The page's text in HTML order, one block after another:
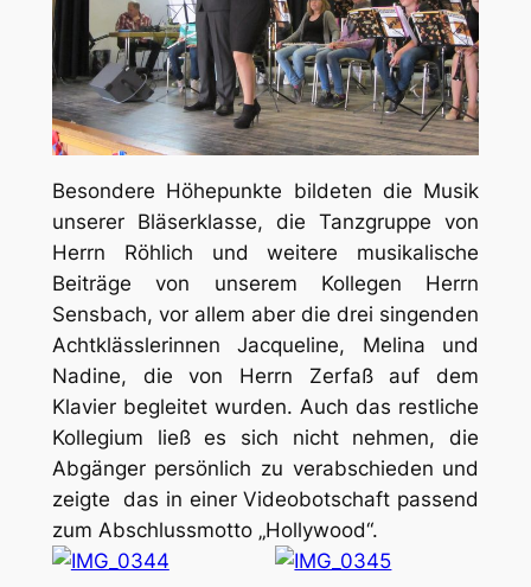
Besondere Höhepunkte bildeten die Musik
unserer Bläserklasse, die Tanzgruppe von
Herrn Röhlich und weitere musikalische
Beiträge von unserem Kollegen Herrn
Sensbach, vor allem aber die drei singenden
Achtklässlerinnen Jacqueline, Melina und
Nadine, die von Herrn Zerfaß auf dem
Klavier begleitet wurden. Auch das restliche
Kollegium ließ es sich nicht nehmen, die
Abgänger persönlich zu verabschieden und
zeigte das in einer Videobotschaft passend
zum Abschlussmotto „Hollywood“.